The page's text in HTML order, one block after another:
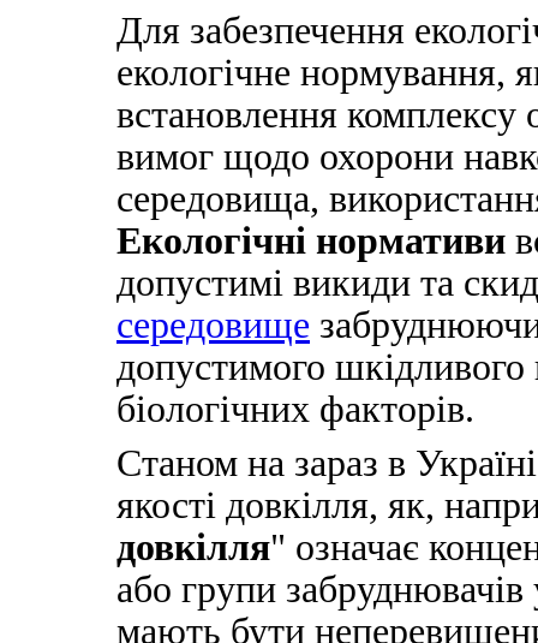
Для забезпечення
екологічне нормування,
встановлення
вимог щодо охорони
середовища,
Екологічні нормативи
допустимі викиди та
середовище
допустимого шкідливого
біологічних факторів.
Станом на зараз в
якості довкілля, як,
довкілля" означає
або групи
мають бути